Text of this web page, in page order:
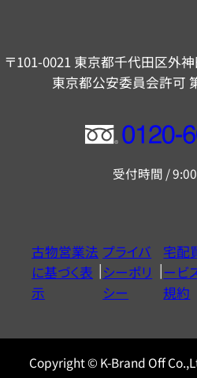
〒101-0021 東京都千代田区外
東京都公安委員会許可
フ
ー
ヤ
ル
0120604117
受付時間 /
古物営業法
に基づく表
示
プライバ
シーポリ
シー
宅配
ービ
規約
Copyright © K-Brand Off